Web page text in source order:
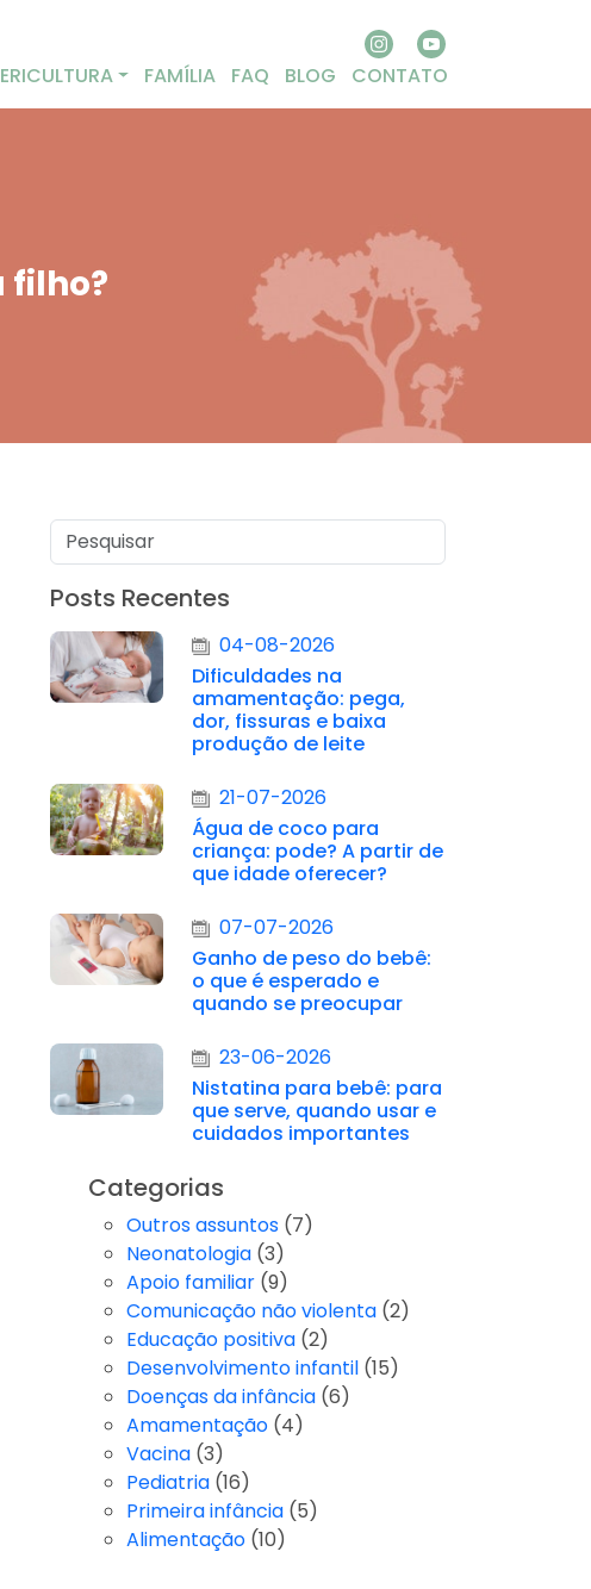
FAMÍLIA FAQ BLOG CONTATO
filho?
Posts Recentes
04-08-2026
Dificuldades na
amamentação: pega,
dor, fissuras e baixa
produção de leite
21-07-2026
Água de coco para
criança: pode? A partir de
que idade oferecer?
07-07-2026
Ganho de peso do bebê:
o que é esperado e
quando se preocupar
23-06-2026
Nistatina para bebê: para
que serve, quando usar e
cuidados importantes
Categorias
Outros assuntos (7)
Neonatologia (3)
Apoio familiar (9)
Comunicação não violenta (2)
Educação positiva (2)
Desenvolvimento infantil (15)
Doenças da infância (6)
Amamentação (4)
Vacina (3)
Pediatria (16)
Primeira infância (5)
Alimentação (10)